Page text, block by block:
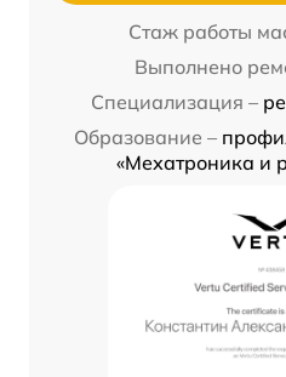
Стаж работы
Выполнено
Специализация –
Образование –
«Мехатроника и